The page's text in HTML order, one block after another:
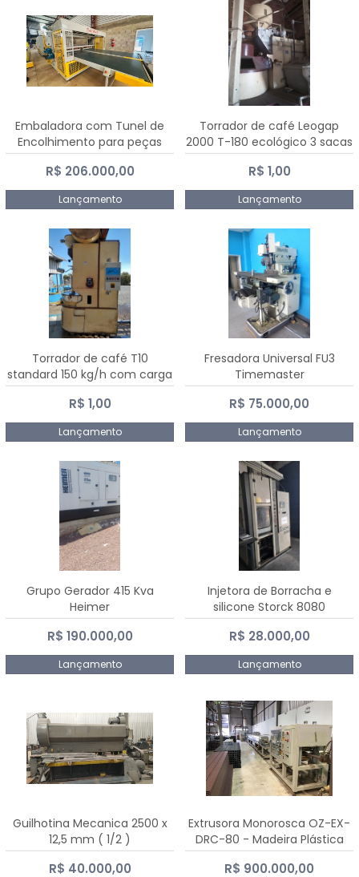
Embaladora com Tunel de
Encolhimento para peças
grandes portas janelas -
Dalmak
R$ 206.000,00
Lançamento
Torrador de café Leogap
2000 T-180 ecológico 3 sacas
de carga 540 kg/h
R$ 1,00
Lançamento
Torrador de café T10
standard 150 kg/h com carga
de 10 kg
R$ 1,00
Lançamento
Fresadora Universal FU3
Timemaster
R$ 75.000,00
Lançamento
Grupo Gerador 415 Kva
Heimer
R$ 190.000,00
Lançamento
Injetora de Borracha e
silicone Storck 8080
R$ 28.000,00
Lançamento
Guilhotina Mecanica 2500 x
12,5 mm ( 1/2 )
R$ 40.000,00
Extrusora Monorosca OZ-EX-
DRC-80 - Madeira Plástica
R$ 900.000,00